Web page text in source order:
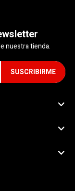
nuestra tienda.
SUSCRIBIRME